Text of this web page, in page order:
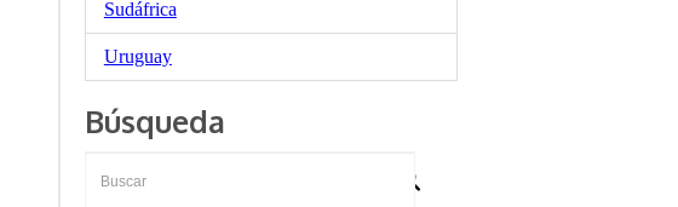
Sudáfrica
Uruguay
Búsqueda